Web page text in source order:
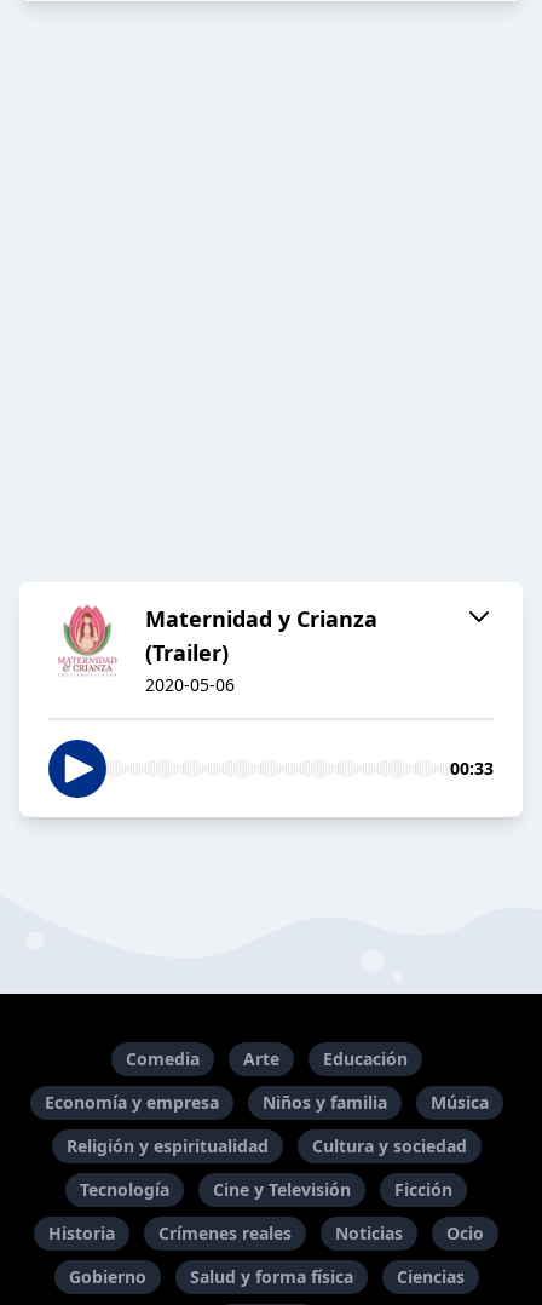
Maternidad y Crianza
(Trailer)
2020-05-06
00:33
Comedia Arte
Educación
Economía y empresa
Niños y familia
Música
Religión y espiritualidad
Cultura y sociedad
Tecnología
Cine y Televisión
Ficción
Historia
Crímenes reales Noticias
Ocio
Gobierno
Salud y forma física Ciencias